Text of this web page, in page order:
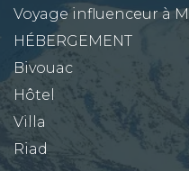
Voyage influenceur à
HÉBERGEMENT
Bivouac
Hôtel
Villa
Riad